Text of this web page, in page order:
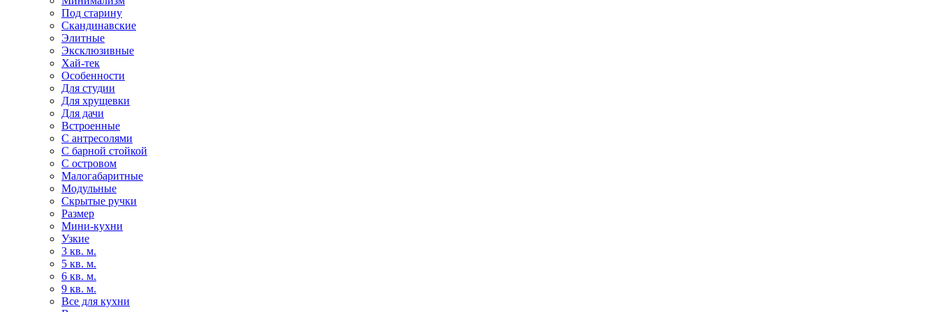
Под старину
Скандинавские
Элитные
Эксклюзивные
Хай-тек
Особенности
Для студии
Для хрущевки
Для дачи
Встроенные
С антресолями
С барной стойкой
С островом
Малогабаритные
Модульные
Скрытые ручки
Размер
Мини-кухни
Узкие
3 кв. м.
5 кв. м.
6 кв. м.
9 кв. м.
Все для кухни